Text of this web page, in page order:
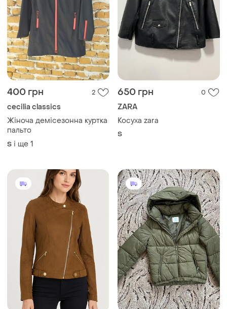
400 грн 2
cecilia classics
Жіноча демісезонна куртка
пальто
і ще 1
650 грн
ZARA
Косуха zara
S
450 грн 0
Жіноча тонка замшева
куртка розмір м
350 грн 4
Primark
Куртка пуховик primark
коротка хакі